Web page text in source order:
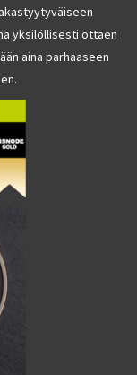
yksilöllisesti ottaen
aina parhaaseen